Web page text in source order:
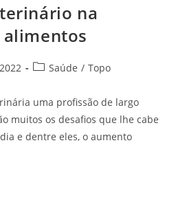
na
Saúde / Topo
uma profissão de largo
muitos os desafios que lhe cabe
e dentre eles, o aumento